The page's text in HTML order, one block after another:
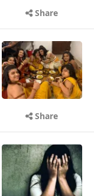
Share
Share